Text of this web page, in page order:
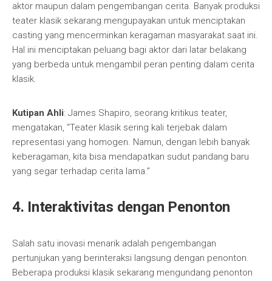
aktor maupun dalam pengembangan cerita. Banyak produksi
teater klasik sekarang mengupayakan untuk menciptakan
casting yang mencerminkan keragaman masyarakat saat ini.
Hal ini menciptakan peluang bagi aktor dari latar belakang
yang berbeda untuk mengambil peran penting dalam cerita
klasik.
Kutipan Ahli: James Shapiro, seorang kritikus teater,
mengatakan, “Teater klasik sering kali terjebak dalam
representasi yang homogen. Namun, dengan lebih banyak
keberagaman, kita bisa mendapatkan sudut pandang baru
yang segar terhadap cerita lama.”
4. Interaktivitas dengan Penonton
Salah satu inovasi menarik adalah pengembangan
pertunjukan yang berinteraksi langsung dengan penonton.
Beberapa produksi klasik sekarang mengundang penonton